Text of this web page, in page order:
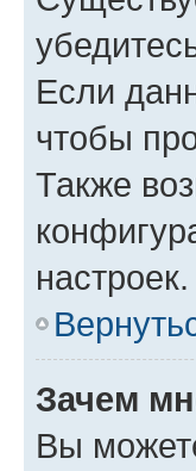
Если
чтобы
Также
настроек.
Зачем
Вы